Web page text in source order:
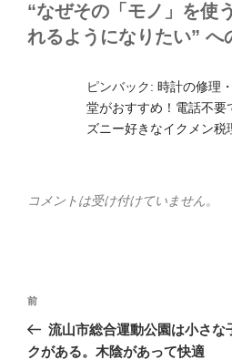
“なぜその「モノ」を使
れるようになりたい” へ
ピンバック: 時計の修理
堂がおすすめ！電話不要
ズニー好きなイクメン税
コメントは受け付けていません。
投
ナ
前
の
投
前
流山市総合運動公園は小さな
クがある。木陰があって快適